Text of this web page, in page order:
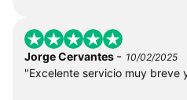
Jorge Cervantes - 10/02/2025
"Excelente servicio muy breve